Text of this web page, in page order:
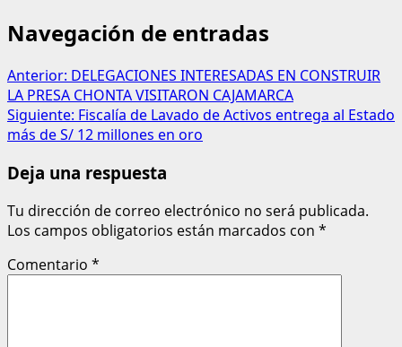
Navegación de entradas
Anterior: DELEGACIONES INTERESADAS EN CONSTRUIR
LA PRESA CHONTA VISITARON CAJAMARCA
Siguiente: Fiscalía de Lavado de Activos entrega al Estado
más de S/ 12 millones en oro
Deja una respuesta
Tu dirección de correo electrónico no será publicada.
Los campos obligatorios están marcados con *
Comentario *